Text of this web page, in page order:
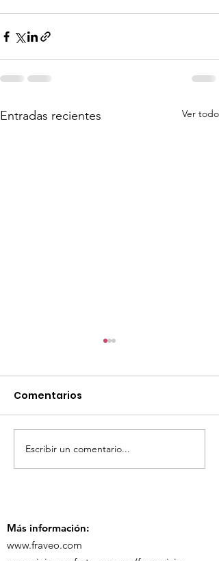
Entradas recientes Ver todo
TourTravelynByFraveo
participó en la
Comentarios
Escribir un comentario...
Más información:
www.fraveo.com